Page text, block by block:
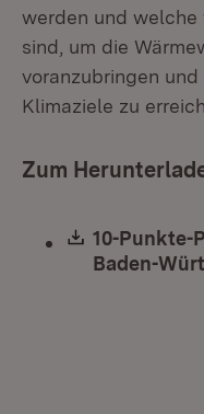
werden und
sind, um die
voranzubringen
Klimaziele zu
Zum
Download:
10-Punkte-
Baden-